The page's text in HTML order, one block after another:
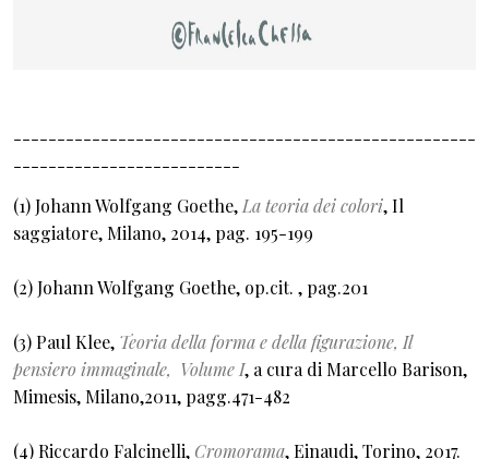
-----------------------------------------------------
--------------------------
(1) Johann Wolfgang Goethe, La teoria dei colori, Il
saggiatore, Milano, 2014, pag. 195-199
(2) Johann Wolfgang Goethe, op.cit. , pag.201
(3) Paul Klee, Teoria della forma e della figurazione, Il
pensiero immaginale, Volume I, a cura di Marcello Barison,
Mimesis, Milano,2011, pagg.471-482
(4) Riccardo Falcinelli, Cromorama, Einaudi, Torino, 2017.